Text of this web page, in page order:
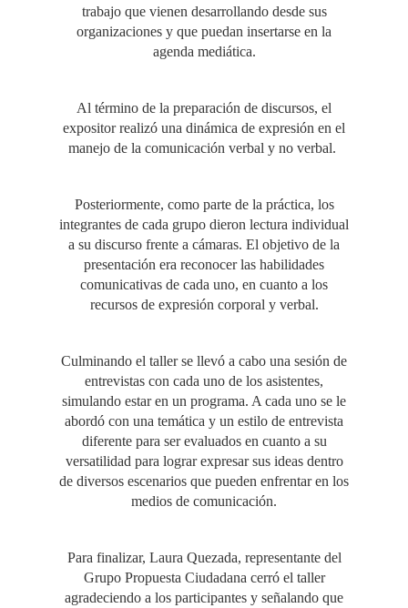
trabajo que vienen desarrollando desde sus
organizaciones y que puedan insertarse en la
agenda mediática.
Al término de la preparación de discursos, el
expositor realizó una dinámica de expresión en el
manejo de la comunicación verbal y no verbal.
Posteriormente, como parte de la práctica, los
integrantes de cada grupo dieron lectura individual
a su discurso frente a cámaras. El objetivo de la
presentación era reconocer las habilidades
comunicativas de cada uno, en cuanto a los
recursos de expresión corporal y verbal.
Culminando el taller se llevó a cabo una sesión de
entrevistas con cada uno de los asistentes,
simulando estar en un programa. A cada uno se le
abordó con una temática y un estilo de entrevista
diferente para ser evaluados en cuanto a su
versatilidad para lograr expresar sus ideas dentro
de diversos escenarios que pueden enfrentar en los
medios de comunicación.
Para finalizar, Laura Quezada, representante del
Grupo Propuesta Ciudadana cerró el taller
agradeciendo a los participantes y señalando que